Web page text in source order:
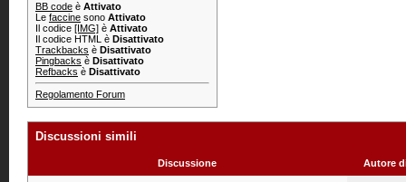
BB code è Attivato
Le faccine sono Attivato
Il codice [IMG] è Attivato
Il codice HTML è Disattivato
Trackbacks è Disattivato
Pingbacks è Disattivato
Refbacks è Disattivato
Regolamento Forum
Discussioni simili
Discussione Autore